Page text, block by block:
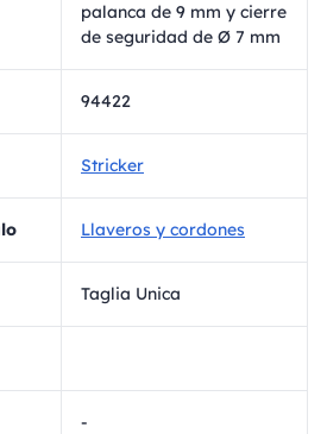
palanca de 9 mm y cierre
de seguridad de Ø 7 mm
94422
Stricker
Llaveros y cordones
Taglia Unica
-